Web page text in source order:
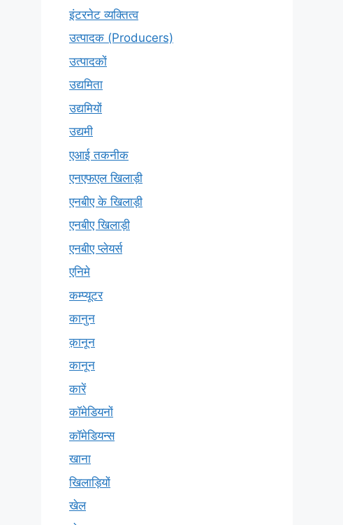
इंटरनेट व्यक्तित्व
उत्पादक (Producers)
उत्पादकों
उद्यमिता
उद्यमियों
उद्यमी
एआई तकनीक
एनएफएल खिलाड़ी
एनबीए के खिलाड़ी
एनबीए खिलाड़ी
एनबीए प्लेयर्स
एनिमे
कम्प्यूटर
कानुन
क़ानून
कानून
कारें
कॉमेडियनों
कॉमेडियन्स
खाना
खिलाड़ियों
खेल